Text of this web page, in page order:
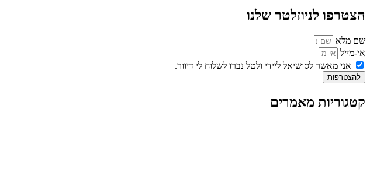
הצטרפו לניוזלטר שלנו
שם מלא
אי-מייל
אני מאשר לסושיאל ליידי ולטל נברו לשלוח לי דיוור.
להצטרפות
קטגוריות מאמרים